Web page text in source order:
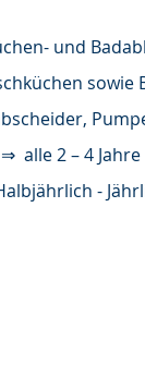
und
alle 2 – 4 Jahre
-